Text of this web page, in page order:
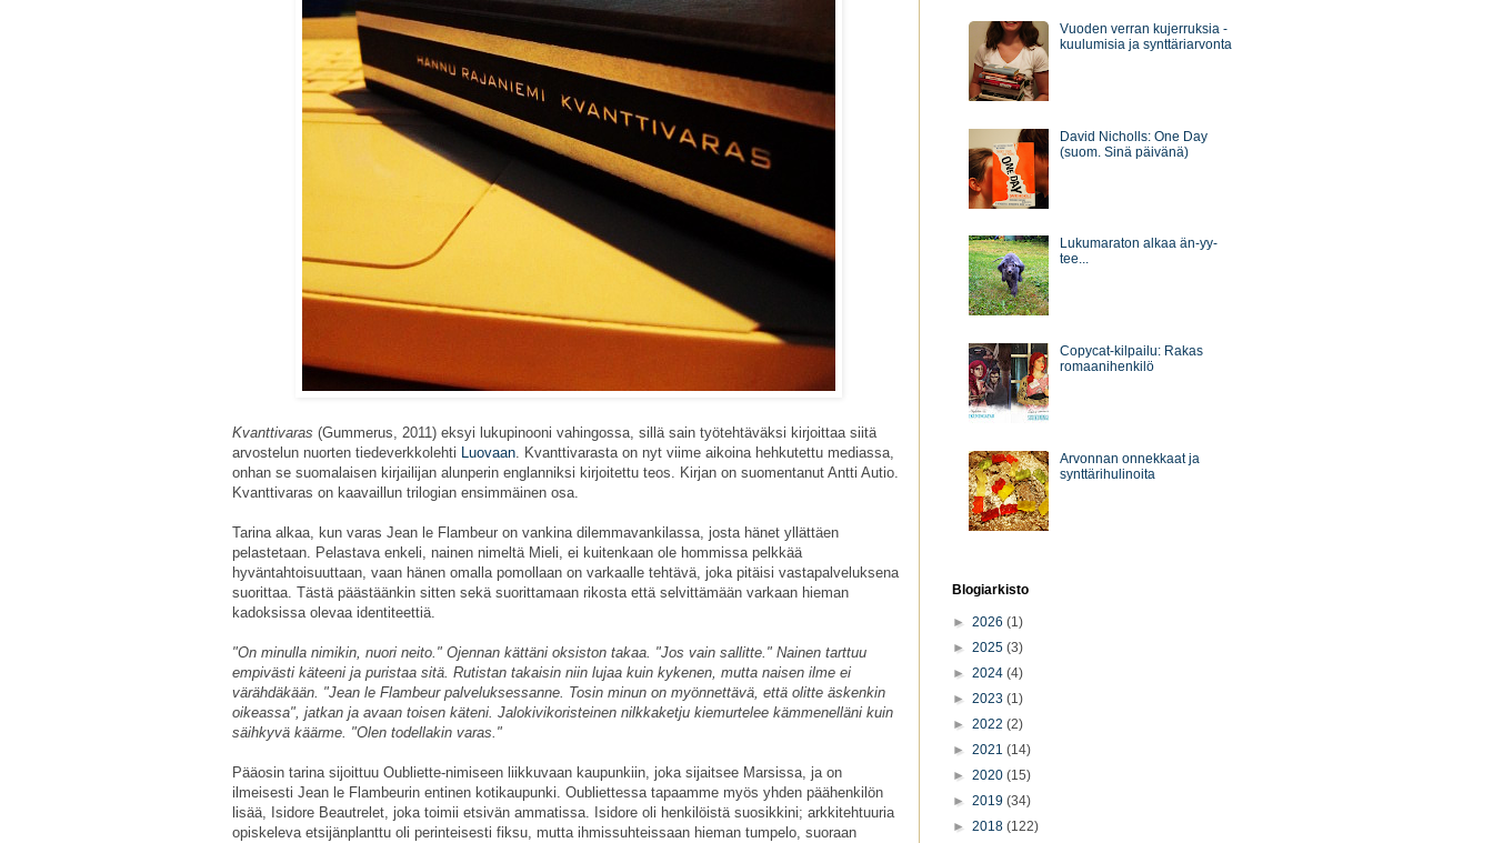
Kvanttivaras (Gummerus, 2011) eksyi lukupinooni vahingossa, sillä sain työtehtäväksi kirjoittaa siitä
arvostelun nuorten tiedeverkkolehti Luovaan. Kvanttivarasta on nyt viime aikoina hehkutettu mediassa,
onhan se suomalaisen kirjailijan alunperin englanniksi kirjoitettu teos. Kirjan on suomentanut Antti Autio.
Kvanttivaras on kaavaillun trilogian ensimmäinen osa.
Tarina alkaa, kun varas Jean le Flambeur on vankina dilemmavankilassa, josta hänet yllättäen
pelastetaan. Pelastava enkeli, nainen nimeltä Mieli, ei kuitenkaan ole hommissa pelkkää
hyväntahtoisuuttaan, vaan hänen omalla pomollaan on varkaalle tehtävä, joka pitäisi vastapalveluksena
suorittaa. Tästä päästäänkin sitten sekä suorittamaan rikosta että selvittämään varkaan hieman
kadoksissa olevaa identiteettiä.
"On minulla nimikin, nuori neito." Ojennan kättäni oksiston takaa. "Jos vain sallitte." Nainen tarttuu
empivästi käteeni ja puristaa sitä. Rutistan takaisin niin lujaa kuin kykenen, mutta naisen ilme ei
värähdäkään. "Jean le Flambeur palveluksessanne. Tosin minun on myönnettävä, että olitte äskenkin
oikeassa", jatkan ja avaan toisen käteni. Jalokivikoristeinen nilkkaketju kiemurtelee kämmenelläni kuin
säihkyvä käärme. "Olen todellakin varas."
Pääosin tarina sijoittuu Oubliette-nimiseen liikkuvaan kaupunkiin, joka sijaitsee Marsissa, ja on
ilmeisesti Jean le Flambeurin entinen kotikaupunki. Oubliettessa tapaamme myös yhden päähenkilön
lisää, Isidore Beautrelet, joka toimii etsivän ammatissa. Isidore oli henkilöistä suosikkini; arkkitehtuuria
opiskeleva etsijänplanttu oli perinteisesti fiksu, mutta ihmissuhteissaan hieman tumpelo, suoraan
Vuoden verran kujerruksia -
kuulumisia ja synttäriarvonta
David Nicholls: One Day
(suom. Sinä päivänä)
Lukumaraton alkaa än-yy-
tee...
Copycat-kilpailu: Rakas
romaanihenkilö
Arvonnan onnekkaat ja
synttärihulinoita
Blogiarkisto
► 2026 (1)
► 2025 (3)
► 2024 (4)
► 2023 (1)
► 2022 (2)
► 2021 (14)
► 2020 (15)
► 2019 (34)
► 2018 (122)